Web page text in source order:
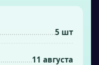
5 шт
11 августа